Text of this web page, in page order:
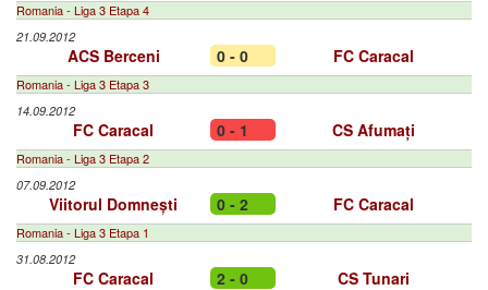
Romania - Liga 3 Etapa 4
21.09.2012
ACS Berceni 0 - 0 FC Caracal
Romania - Liga 3 Etapa 3
14.09.2012
FC Caracal 0 - 1 CS Afumați
Romania - Liga 3 Etapa 2
07.09.2012
Viitorul Domnești 0 - 2 FC Caracal
Romania - Liga 3 Etapa 1
31.08.2012
FC Caracal 2 - 0 CS Tunari